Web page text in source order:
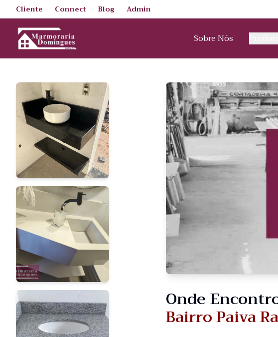
Cliente Connect Blog Admin
Sobre Nós
Onde
Bairro Paiva